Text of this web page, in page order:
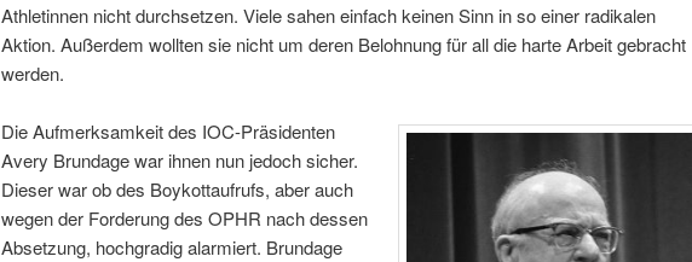
Athletinnen nicht durchsetzen. Viele sahen einfach keinen Sinn in so einer radikalen
Aktion. Außerdem wollten sie nicht um deren Belohnung für all die harte Arbeit gebracht
werden.
Die Aufmerksamkeit des IOC-Präsidenten
Avery Brundage war ihnen nun jedoch sicher.
Dieser war ob des Boykottaufrufs, aber auch
wegen der Forderung des OPHR nach dessen
Absetzung, hochgradig alarmiert. Brundage